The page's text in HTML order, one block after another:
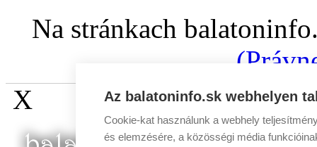
Na stránkach
X
Az balatoninfo.sk webhelyen
Cookie-kat használunk a webhely
és elemzésére, a közösségi média